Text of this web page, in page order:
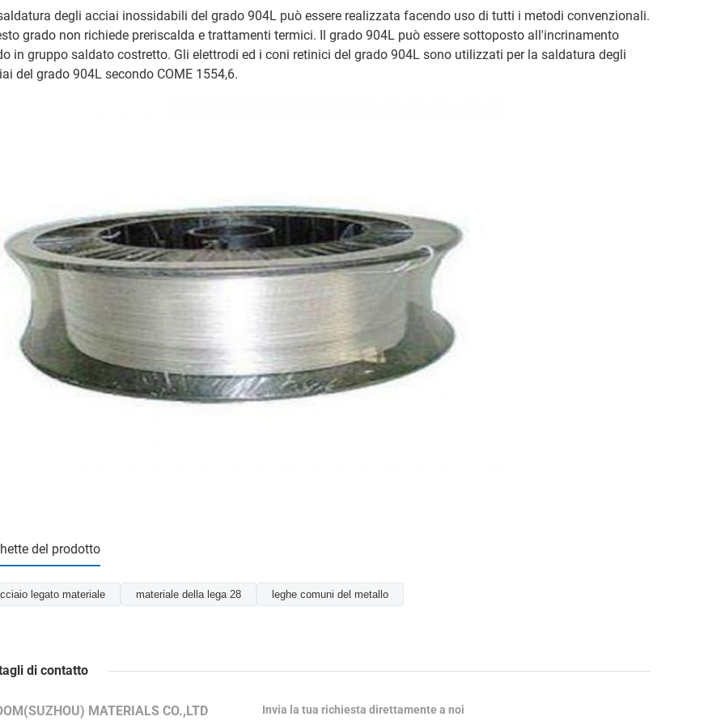
degli acciai inossidabili del grado 904L può essere realizzata facendo uso di tutti i metodi convenzionali.
grado non richiede preriscalda e trattamenti termici. Il grado 904L può essere sottoposto all'incrinamento
in gruppo saldato costretto. Gli elettrodi ed i coni retinici del grado 904L sono utilizzati per la saldatura degli
del grado 904L secondo COME 1554,6.
del prodotto
legato materiale materiale della lega 28 leghe comuni del metallo
di contatto
MATERIALS CO.,LTD Invia la tua richiesta direttamente a noi